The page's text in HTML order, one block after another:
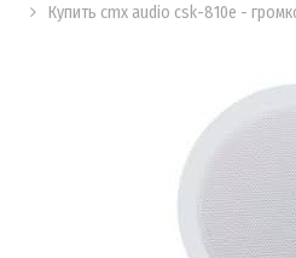
Купить cmx audio csk-810e -